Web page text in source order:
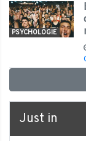
PSYCHOLOGIE
Just in